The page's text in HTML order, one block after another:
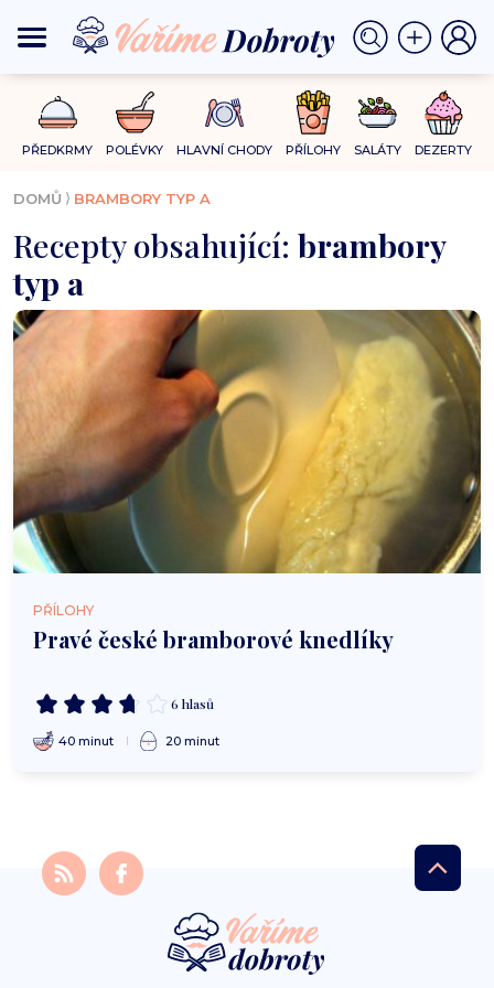
PŘEDKRMY POLÉVKY HLAVNÍ CHODY PŘÍLOHY SALÁTY DEZERTY
DOMŮ ⟩ BRAMBORY TYP A
Recepty obsahující: brambory
typ a
PŘÍLOHY
Pravé české bramborové knedlíky
6 hlasů
40 minut 20 minut